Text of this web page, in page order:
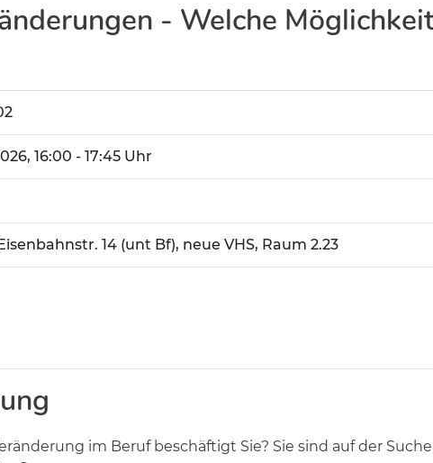
- Welche
16:00 - 17:45 Uhr
14 (unt Bf), neue VHS, Raum 2.23
im Beruf beschäftigt Sie? Sie sind auf der